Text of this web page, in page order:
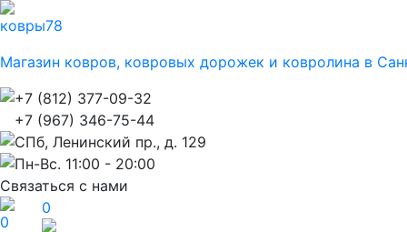
ковры78
Магазин ковров, ковровых дорожек и ковролина в
+7 (812) 377-09-32
+7 (967) 346-75-44
СПб, Ленинский пр., д. 129
Пн-Вс. 11:00 - 20:00
Связаться с нами
0
0